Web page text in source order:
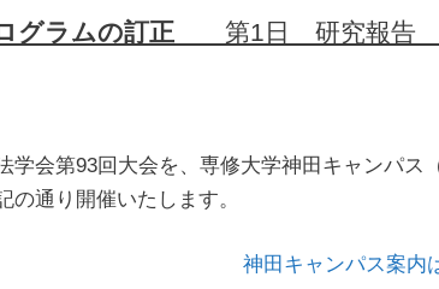
グラムの訂正 第1日 研究報告
学会第93回大会を、専修大学神田キャンパ
の通り開催いたします。
神田キャンパス案内